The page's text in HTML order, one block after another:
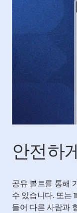
안전하
공유 볼트를 통해
수 있습니다. 또는
들어 다른 사람과